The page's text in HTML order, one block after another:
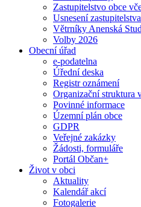
Zastupitelstvo obce
Usnesení
Větrníky Anenská
Volby 2026
Obecní úřad
e-podatelna
Úřední deska
Registr oznámení
Organizační struktura
Povinné informace
Územní plán obce
GDPR
Veřejné zakázky
Žádosti, formuláře
Portál Občan+
Život v obci
Aktuality
Kalendář akcí
Fotogalerie